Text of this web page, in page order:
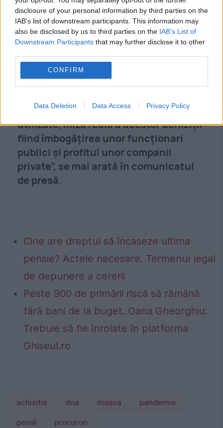
disclosure of your personal information by third parties on the
IAB’s list of downstream participants. This information may
also be disclosed by us to third parties on the IAB’s List of
Downstream Participants that may further disclose it to other
CONFIRM
Data Deletion Data Access Privacy Policy
lucrurile.
„E din ce în ce mai clar că deși
reprezentanții statului au invocat
drept motiv combaterea speculei,
95% din măști nu au fost niciodată
utilizate, miza reală a acestor achiziții
fiind îmbogățirea unor funcționari
publici și profitul unor companii
private”, se mai arată în comunicatul
de presă.
Cine are dreptul să încaseze ultima
pensie? Actele necesare. Termenul legal
de depunere a cererii
Peste 900 de primării riscă să rămână
fără bani de la buget. Oana Gheorghiu:
Trebuie să fie înrolate în platforma
Ghiseul.ro
achizitie dna masca pandemie
penal procurori